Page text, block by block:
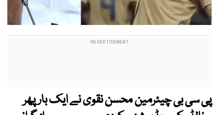
پی سی بی چیئرمین محسن نقوی نے ایک بارپھر